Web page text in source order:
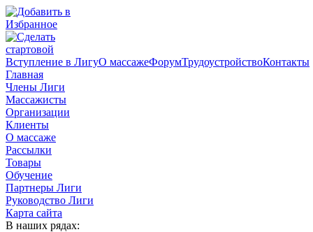
Вступление в ЛигуО массажеФорумТрудоустройствоКонтакты
Главная
Члены Лиги
Массажисты
Организации
Клиенты
О массаже
Рассылки
Товары
Обучение
Партнеры Лиги
Руководство Лиги
Карта сайта
В наших рядах: